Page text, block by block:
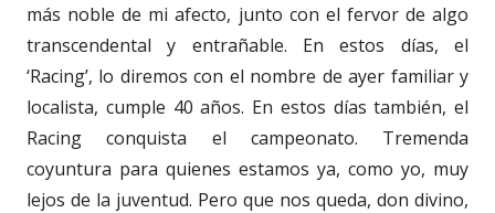
más noble de mi afecto, junto con el fervor de algo
transcendental y entrañable. En estos días, el
‘Racing’, lo diremos con el nombre de ayer familiar y
localista, cumple 40 años. En estos días también, el
Racing conquista el campeonato. Tremenda
coyuntura para quienes estamos ya, como yo, muy
lejos de la juventud. Pero que nos queda, don divino,